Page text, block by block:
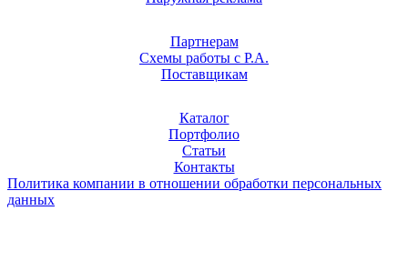
Партнерам
Схемы работы с Р.А.
Поставщикам
Каталог
Портфолио
Статьи
Контакты
Политика компании в отношении обработки персональных
данных